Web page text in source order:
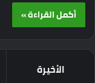
أكمل القراءة »
الأخيرة